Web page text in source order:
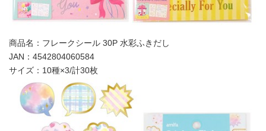
商品名：フレークシール 30P 水彩ふきだし‬‬‬
JAN：4542804060584
サイズ：10種×3/計30枚